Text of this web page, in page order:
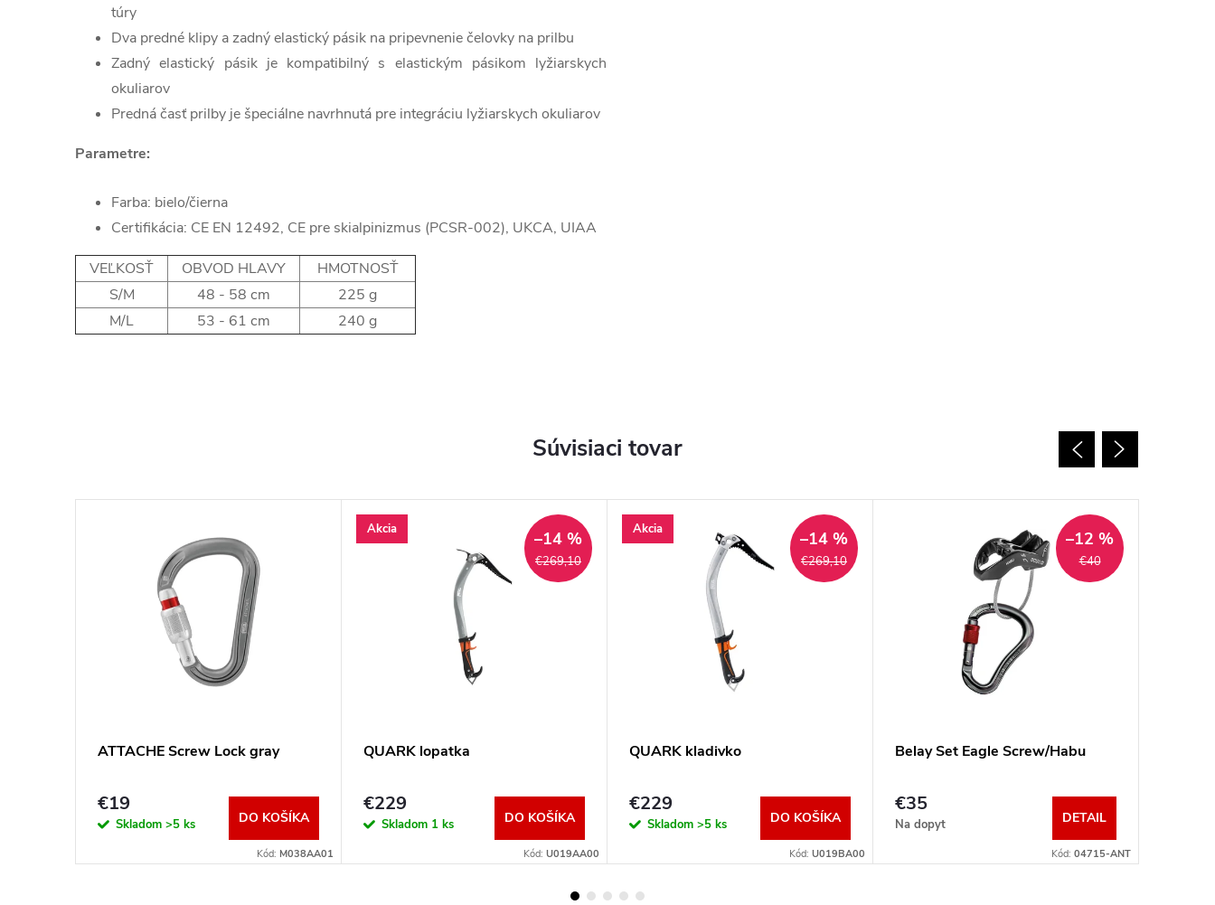
túry
Dva predné klipy a zadný elastický pásik na pripevnenie čelovky na prilbu
Zadný elastický pásik je kompatibilný s elastickým pásikom lyžiarskych
okuliarov
Predná časť prilby je špeciálne navrhnutá pre integráciu lyžiarskych okuliarov
Parametre:
Farba: bielo/čierna
Certifikácia: CE EN 12492, CE pre skialpinizmus (PCSR-002), UKCA, UIAA
VEĽKOSŤ OBVOD HLAVY
HMOTNOSŤ
S/M
48 - 58 cm
225 g
M/L
53 - 61 cm 240 g
Súvisiaci tovar
ATTACHE Screw Lock gray
€19
Skladom >5 ks DO KOŠÍKA
Kód: M038AA01
Akcia
€269,10
–14 %
QUARK lopatka
€229
Skladom 1 ks DO KOŠÍKA
Kód: U019AA00
Akcia
€269,10
–14 %
QUARK kladivko
€229
Skladom >5 ks DO KOŠÍKA
Kód: U019BA00
€40
–12 %
Belay Set Eagle Screw/Habu
€35
Na dopyt DETAIL
Kód: 04715-ANT